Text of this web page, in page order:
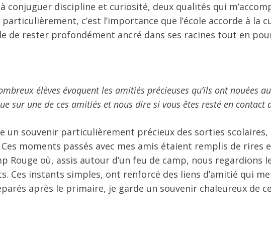
conjuguer discipline et curiosité, deux qualités qui
c’est l’importance que l’école accorde à la
de rester profondément ancré dans ses racines tout en
élèves évoquent les amitiés précieuses qu’ils ont nouées
sur une de ces amitiés et nous dire si vous êtes resté en
un souvenir particulièrement précieux des sorties
Ces moments passés avec mes amis étaient remplis de rires
Rouge où, assis autour d’un feu de camp, nous
Ces instants simples, ont renforcé des liens d’amitié qui
après le primaire, je garde un souvenir chaleureux de